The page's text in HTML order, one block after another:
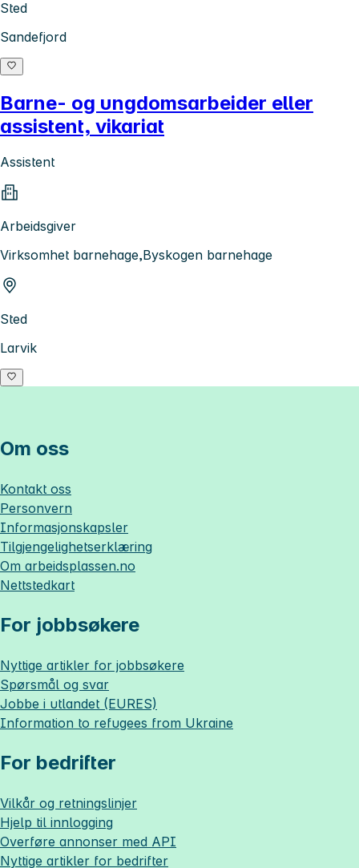
Sted
Sandefjord
Barne- og ungdomsarbeider eller
assistent, vikariat
Assistent
Arbeidsgiver
Virksomhet barnehage,Byskogen barnehage
Sted
Larvik
Om oss
Kontakt oss
Personvern
Informasjonskapsler
Tilgjengelighetserklæring
Om arbeidsplassen.no
Nettstedkart
For jobbsøkere
Nyttige artikler for jobbsøkere
Spørsmål og svar
Jobbe i utlandet (EURES)
Information to refugees from Ukraine
For bedrifter
Vilkår og retningslinjer
Hjelp til innlogging
Overføre annonser med API
Nyttige artikler for bedrifter